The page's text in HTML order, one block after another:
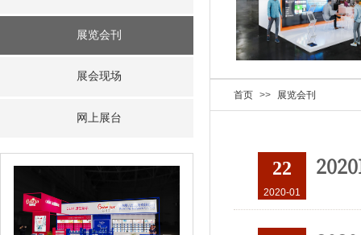
展览会刊
展会现场
网上展台
首页 >> 展览会刊
22
2020-01